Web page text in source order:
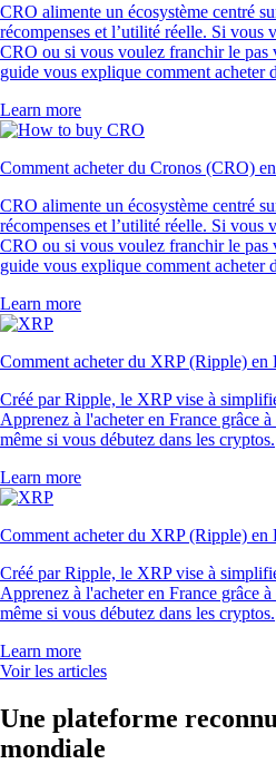
CRO alimente un écosystème centré
récompenses et l’utilité réelle. Si vous
CRO ou si vous voulez franchir le pas
guide vous explique comment acheter
Learn more
Comment acheter du Cronos (CRO)
CRO alimente un écosystème centré
récompenses et l’utilité réelle. Si vous
CRO ou si vous voulez franchir le pas
guide vous explique comment acheter
Learn more
Comment acheter du XRP (Ripple) en
Créé par Ripple, le XRP vise à
Apprenez à l'acheter en France grâce
même si vous débutez dans les cryptos.
Learn more
Comment acheter du XRP (Ripple) en
Créé par Ripple, le XRP vise à
Apprenez à l'acheter en France grâce
même si vous débutez dans les cryptos.
Learn more
Voir les articles
Une plateforme
mondiale